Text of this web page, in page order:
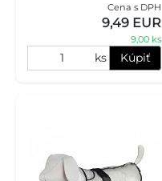
Cena s DPH
9,49 EUR
9,00 ks
ks Kúpiť